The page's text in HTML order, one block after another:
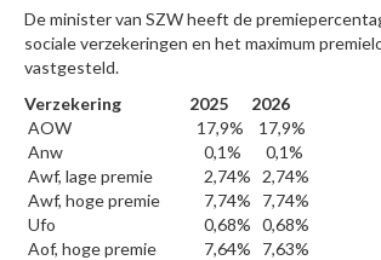
De minister van SZW heeft de
sociale verzekeringen en het maximum
vastgesteld.
Verzekering
2025
2026
AOW
17,9%
17,9%
Anw
0,1%
0,1%
Awf, lage premie
2,74% 2,74%
Awf, hoge premie
7,74% 7,74%
Ufo
0,68% 0,68%
Aof, hoge premie
7,64% 7,63%